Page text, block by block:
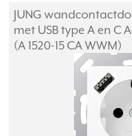
JUNG
met USB type A en C
(A 1520-15 CA WWM)